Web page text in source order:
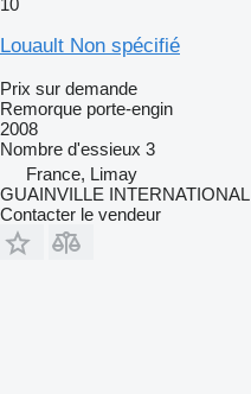
Louault Non spécifié
Prix sur demande
Remorque porte-engin
2008
Nombre d'essieux 3
France, Limay
GUAINVILLE INTERNATIONAL
Contacter le vendeur